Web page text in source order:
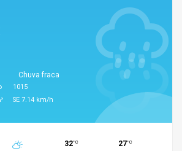
Chuva fraca
1015
SE 7.14 km/h
32°C 27°C